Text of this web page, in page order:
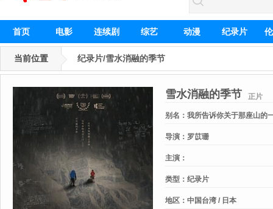
首页 电影 连续剧 综艺 动漫 纪录片
当前位置 纪录片/雪水消融的季节
雪水消融的季节 正片
别名： 我所告诉你关于那座山的
导演： 罗苡珊
主演：
类型： 纪录片
地区： 中国台湾 / 日本